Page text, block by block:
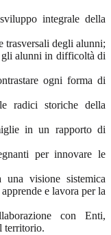
integrale della
trasversali degli alunni;
gli alunni in difficoltà di
ogni forma di
radici storiche della
in un rapporto di
per innovare le
una visione sistemica
e lavora per la
con Enti,
territorio.